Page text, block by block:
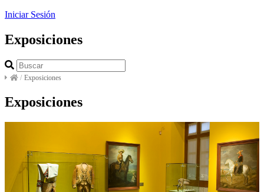
Iniciar Sesión
Exposiciones
/ Exposiciones
Exposiciones